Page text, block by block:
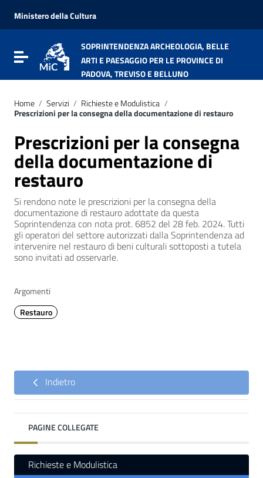
Vai al menu di navigazione
Vai al footer
Ministero della Cultura
Attiva / disattiva la navigazione
SOPRINTENDENZA ARCHEOLOGIA, BELLE
ARTI E PAESAGGIO PER LE PROVINCE DI
PADOVA, TREVISO E BELLUNO
Home / Servizi / Richieste e Modulistica /
Prescrizioni per la consegna della documentazione di restauro
Prescrizioni per la consegna
della documentazione di
restauro
Si rendono note le prescrizioni per la consegna della
documentazione di restauro adottate da questa
Soprintendenza con nota prot. 6852 del 28 feb. 2024. Tutti
gli operatori del settore autorizzati dalla Soprintendenza ad
intervenire nel restauro di beni culturali sottoposti a tutela
sono invitati ad osservarle.
Argomenti
Restauro
Indietro
PAGINE COLLEGATE
Richieste e Modulistica